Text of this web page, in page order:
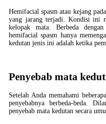
Hemifacial spasm atau kejang
yang jarang terjadi. Kondisi ini
kelopak mata. Berbeda
hemifacial spasm hanya
kedutan jenis ini adalah ketika
Penyebab mata
Setelah Anda memahami
penyebabnya berbeda-beda.
penyebab mata kedutan secara